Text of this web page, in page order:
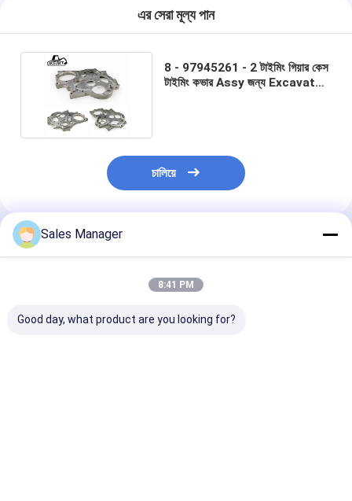
এর সেরা মূল্য পান
8 - 97945261 - 2 টাইমিং গিয়ার কেস
টাইমিং কভার Assy জন্য Excavator
চালিয়ে
প্রস্তাবিত পণ্য
Sales Manager
8:41 PM
Good day, what product are you looking for?